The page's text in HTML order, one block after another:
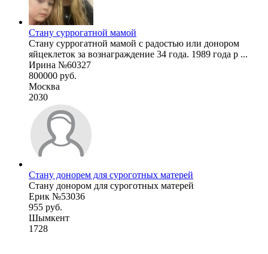
Стану суррогатной мамой
Стану суррогатной мамой с радостью или донором
яйцеклеток за вознаграждение 34 года. 1989 года р ...
Ирина №60327
800000 руб.
Москва
2030
Стану донорем для суроготных матерей
Стану донором для суроготных матерей
Ерик №53036
955 руб.
Шымкент
1728